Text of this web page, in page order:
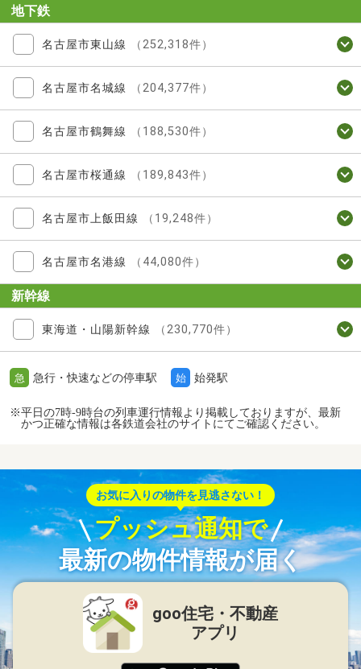
地下鉄
名古屋市東山線 （252,318件）
名古屋市名城線 （204,377件）
名古屋市鶴舞線 （188,530件）
名古屋市桜通線 （189,843件）
名古屋市上飯田線 （19,248件）
名古屋市名港線 （44,080件）
新幹線
東海道・山陽新幹線 （230,770件）
急 急行・快速などの停車駅 始 始発駅
※平日の7時-9時台の列車運行情報より掲載しておりますが、最新
かつ正確な情報は各鉄道会社のサイトにてご確認ください。
お気に入りの物件を見逃さない！
プッシュ通知で
最新の物件情報が届く
goo住宅・不動産
アプリ